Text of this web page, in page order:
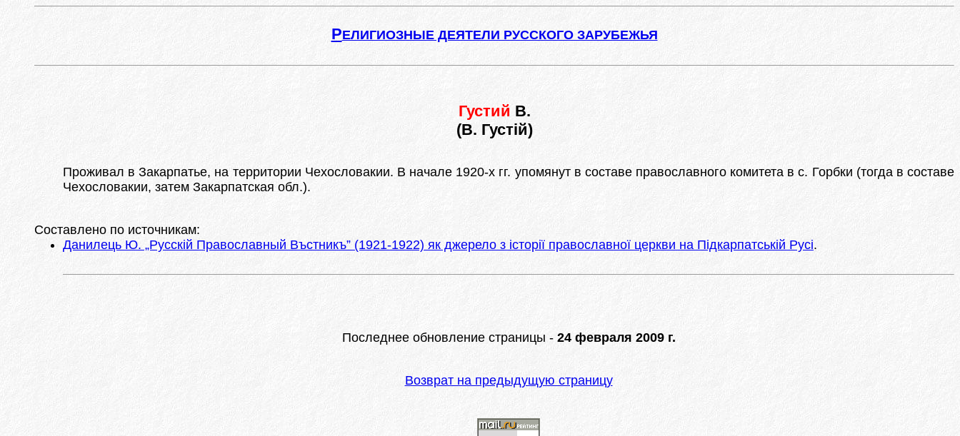
РЕЛИГИОЗНЫЕ ДЕЯТЕЛИ РУССКОГО ЗАРУБЕЖЬЯ
Густий В.
(В. Густій)
Проживал в Закарпатье, на территории Чехословакии. В начале 1920-х гг. упомянут в составе православного комитета в с. Горбки (тогда в составе
Чехословакии, затем Закарпатская обл.).
Составлено по источникам:
Данилець Ю. „Русскій Православный Въстникъ” (1921-1922) як джерело з історії православної церкви на Підкарпатській Русі.
Последнее обновление страницы - 24 февраля 2009 г.
Возврат на предыдущую страницу